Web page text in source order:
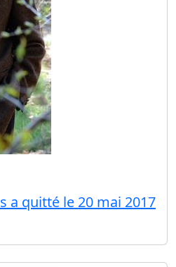
a quitté le 20 mai 2017